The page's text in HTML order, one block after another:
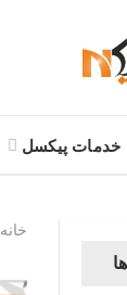
خدمات پیکسل
خانه